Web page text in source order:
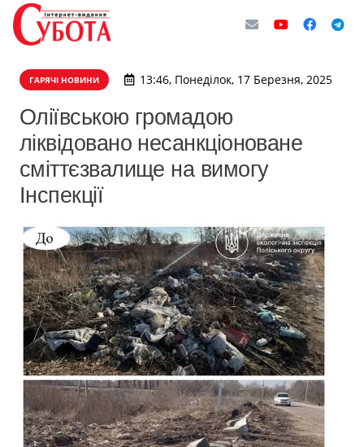
ГАРЯЧІ НОВИНИ 13:46, Понеділок, 17 Березня, 2025
Оліївською громадою
ліквідовано несанкціоноване
сміттєзвалище на вимогу
Інспекції